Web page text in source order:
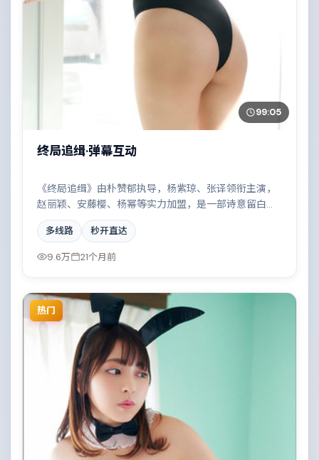
99:05
终局追缉·弹幕互动
《终局追缉》由朴赞郁执导，杨紫琼、张译领衔主演，
赵丽颖、安藤樱、杨幂等实力加盟，是一部诗意留白的
剧情作品。故事主要发生在法国，两条时间线交错推
进，真相直至最后一刻揭晓。影片在视听语言与叙事节
奏上均有突破，适合喜欢深度叙事的观众。
多线路 秒开直达
9.6万 21个月前
热门